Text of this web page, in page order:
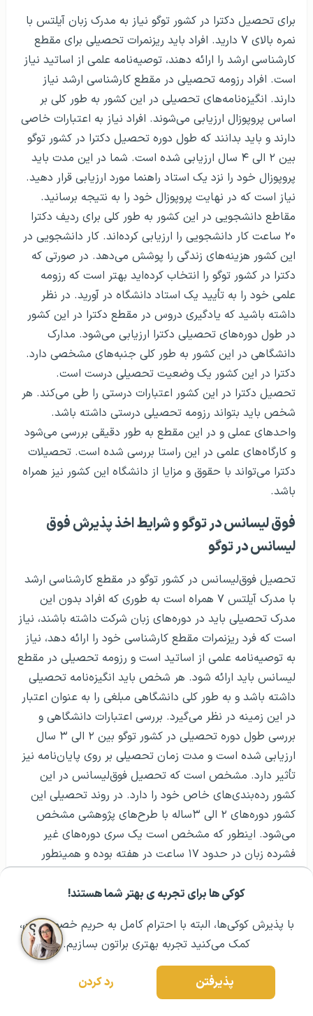
کوکی ها برای تجربه ی بهتر شما هستند!
با پذیرش کوکی‌ها، البته با احترام کامل به حریم خصوصیتون،
کمک می‌کنید تجربه بهتری براتون بسازیم.
پذیرفتن رد کردن
مشــاوره اولیه رایگان: ۰۲۱ ۴۳۰۰۰ ۰۲۱ رزرو مشاوره تخصصی
برای تحصیل دکترا در کشور توگو نیاز به مدرک زبان آیلتس با
نمره بالای ۷ دارید. افراد باید ریزنمرات تحصیلی برای مقطع
کارشناسی ارشد را ارائه دهند، توصیه‌نامه علمی از اساتید نیاز
است. افراد رزومه تحصیلی در مقطع کارشناسی ارشد نیاز
دارند. انگیزه‌نامه‌های تحصیلی در این کشور به طور کلی بر
اساس پروپوزال ارزیابی می‌شوند. افراد نیاز به اعتبارات خاصی
دارند و باید بدانند که طول دوره تحصیل دکترا در کشور توگو
بین ۲ الی ۴ سال ارزیابی شده است. شما در این مدت باید
پروپوزال خود را نزد یک استاد راهنما مورد ارزیابی قرار دهید.
نیاز است که در نهایت پروپوزال خود را به نتیجه برسانید.
مقاطع دانشجویی در این کشور به طور کلی برای ردیف دکترا
۲۰ ساعت کار دانشجویی را ارزیابی کرده‌اند. کار دانشجویی در
این کشور هزینه‌های زندگی را پوشش می‌دهد. در صورتی که
دکترا در کشور توگو را انتخاب کرده‌اید بهتر است که رزومه
علمی خود را به تأیید یک استاد دانشگاه در آورید. در نظر
داشته باشید که یادگیری دروس در مقطع دکترا در این کشور
در طول دوره‌های تحصیلی دکترا ارزیابی می‌شود. مدارک
دانشگاهی در این کشور به طور کلی جنبه‌های مشخصی دارد.
دکترا در این کشور یک وضعیت تحصیلی درست است.
تحصیل دکترا در این کشور اعتبارات درستی را طی می‌کند. هر
شخص باید بتواند رزومه تحصیلی درستی داشته باشد.
واحدهای عملی و در این مقطع به طور دقیقی بررسی می‌شود
و کارگاه‌های علمی در این راستا بررسی شده است. تحصیلات
دکترا می‌تواند با حقوق و مزایا از دانشگاه این کشور نیز همراه
باشد.
فوق لیسانس در توگو و شرایط اخذ پذیرش فوق
لیسانس در توگو
تحصیل فوق‌لیسانس در کشور توگو در مقطع کارشناسی ارشد
با مدرک آیلتس ۷ همراه است به طوری که افراد بدون این
مدرک تحصیلی باید در دوره‌های زبان شرکت داشته باشند، نیاز
است که فرد ریزنمرات مقطع کارشناسی خود را ارائه دهد، نیاز
به توصیه‌نامه علمی از اساتید است و رزومه تحصیلی در مقطع
لیسانس باید ارائه شود. هر شخص باید انگیزه‌نامه تحصیلی
داشته باشد و به طور کلی دانشگاهی مبلغی را به عنوان اعتبار
در این زمینه در نظر می‌گیرد. بررسی اعتبارات دانشگاهی و
بررسی طول دوره تحصیلی در کشور توگو بین ۲ الی ۳ سال
ارزیابی شده است و مدت زمان تحصیلی بر روی پایان‌نامه نیز
تأثیر دارد. مشخص است که تحصیل فوق‌لیسانس در این
کشور رده‌بندی‌های خاص خود را دارد. در روند تحصیلی این
کشور دوره‌های ۲ الی ۳ساله با طرح‌های پژوهشی مشخص
می‌شود. اینطور که مشخص است یک سری دوره‌های غیر
فشرده زبان در حدود ۱۷ ساعت در هفته بوده و همینطور
می‌شود. هزینه‌ی جداگانه‌ای از تحصیل در این راستا صورت
گرفته است. مشخص است که تحصیل فوق‌لیسانس در کشور
توگو می‌تواند یک سهم خوب برای ورود به کار باشد. در
ارزیابی‌های فوق‌لیسانس در این کشور واحدهای عملی به طور
دقیق ارزیابی می‌شود. بررسی‌های صورت گرفته روند
اعتبارسنجی در کشور توگو را بهتر می‌کند. اعتبارات